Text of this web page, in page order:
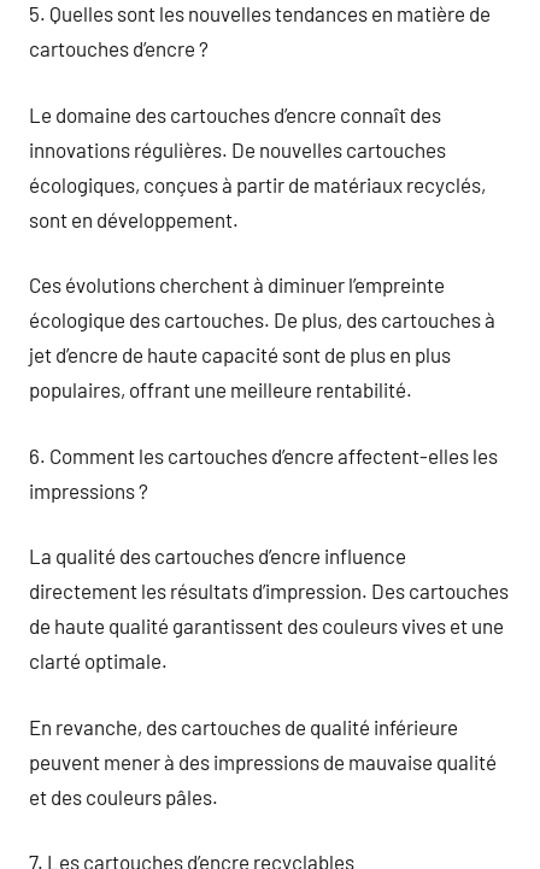
5. Quelles sont les nouvelles tendances en matière de
cartouches d’encre ?
Le domaine des cartouches d’encre connaît des
innovations régulières. De nouvelles cartouches
écologiques, conçues à partir de matériaux recyclés,
sont en développement.
Ces évolutions cherchent à diminuer l’empreinte
écologique des cartouches. De plus, des cartouches à
jet d’encre de haute capacité sont de plus en plus
populaires, offrant une meilleure rentabilité.
6. Comment les cartouches d’encre affectent-elles les
impressions ?
La qualité des cartouches d’encre influence
directement les résultats d’impression. Des cartouches
de haute qualité garantissent des couleurs vives et une
clarté optimale.
En revanche, des cartouches de qualité inférieure
peuvent mener à des impressions de mauvaise qualité
et des couleurs pâles.
7. Les cartouches d’encre recyclables